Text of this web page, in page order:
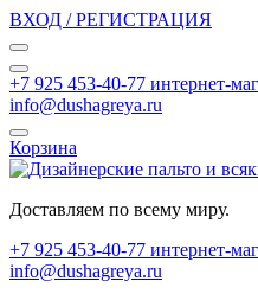
ВХОД / РЕГИСТРАЦИЯ
+7 925 453-40-77 интернет-
info@dushagreya.ru
Корзина
Доставляем по всему миру.
+7 925 453-40-77 интернет-
info@dushagreya.ru